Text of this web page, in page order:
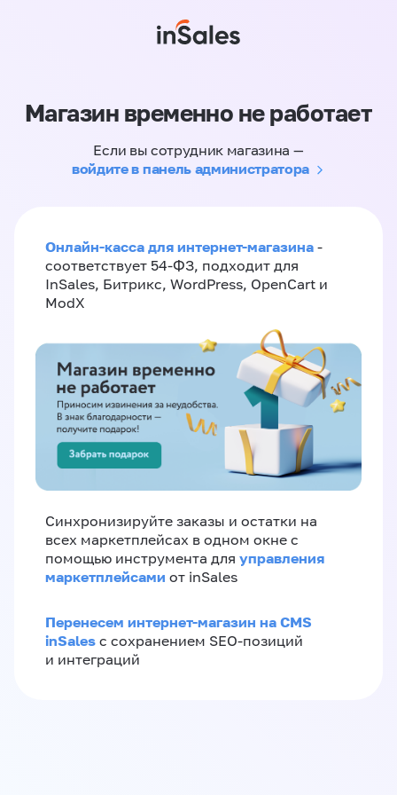
Магазин временно не работает
Если вы сотрудник магазина —
войдите в панель администратора
Онлайн-касса для интернет-магазина -
соответствует 54-ФЗ, подходит для
InSales, Битрикс, WordPress, OpenCart и
ModX
Синхронизируйте заказы и остатки на
всех маркетплейсах в одном окне с
помощью инструмента для управления
маркетплейсами от inSales
Перенесем интернет-магазин на CMS
inSales с сохранением SEO-позиций
и интеграций